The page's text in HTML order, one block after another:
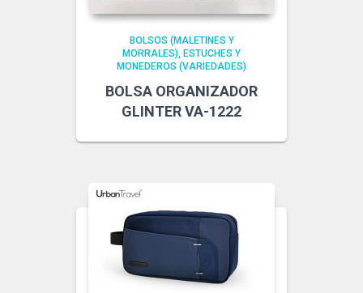
BOLSOS (MALETINES Y
MORRALES) ESTUCHES Y
MONEDEROS (VARIEDADES)
BOLSA ORGANIZADOR
GLINTER VA-1222